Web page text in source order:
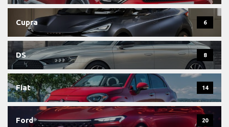
Cupra 6
DS 8
Fiat 14
Ford 20